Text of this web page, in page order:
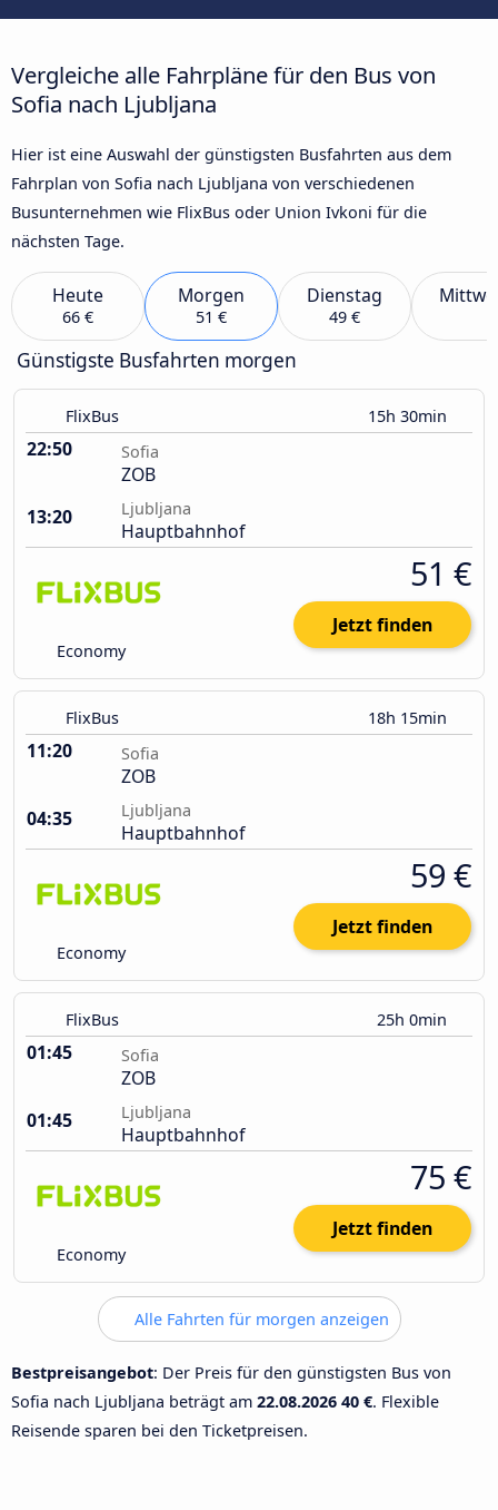
Vergleiche alle Fahrpläne für den Bus von
Sofia nach Ljubljana
Hier ist eine Auswahl der günstigsten Busfahrten aus dem
Fahrplan von Sofia nach Ljubljana von verschiedenen
Busunternehmen wie FlixBus oder Union Ivkoni für die
nächsten Tage.
Heute
66 €
Morgen
51 €
Dienstag
49 €
Günstigste Busfahrten morgen
FlixBus 15h 30min
22:50 Sofia
ZOB
13:20
Ljubljana
Hauptbahnhof
Economy
51 €
Jetzt finden
FlixBus 18h 15min
11:20 Sofia
ZOB
04:35
Ljubljana
Hauptbahnhof
Economy
59 €
Jetzt finden
FlixBus 25h 0min
01:45 Sofia
ZOB
01:45
Ljubljana
Hauptbahnhof
Economy
75 €
Jetzt finden
Alle Fahrten für morgen anzeigen
Bestpreisangebot: Der Preis für den günstigsten Bus von
Sofia nach Ljubljana beträgt am 22.08.2026 40 €. Flexible
Reisende sparen bei den Ticketpreisen.